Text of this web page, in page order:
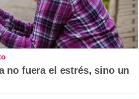
no fuera el estrés, sino un